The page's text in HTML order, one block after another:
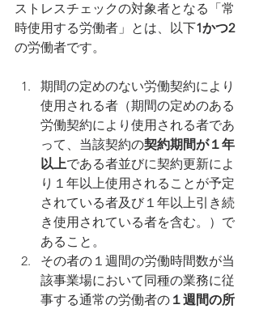
ストレスチェックの対象者となる「常
時使用する労働者」とは、以下1かつ2
の労働者です。
期間の定めのない労働契約により
使用される者（期間の定めのある
労働契約により使用される者であ
って、当該契約の契約期間が１年
以上である者並びに契約更新によ
り１年以上使用されることが予定
されている者及び１年以上引き続
き使用されている者を含む。）で
あること。
その者の１週間の労働時間数が当
該事業場において同種の業務に従
事する通常の労働者の １週間の所